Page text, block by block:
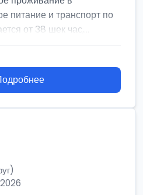
питание и транспорт по
от 38 шек час,...